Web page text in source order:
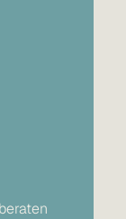
beraten